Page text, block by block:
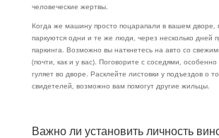
человеческие жертвы.
Когда же машину просто поцарапали в вашем дворе,
паркуются одни и те же люди, через несколько дней
паркинга. Возможно вы наткнетесь на авто со
(почти, каки у вас). Поговорите с соседями, особенно
гуляет во дворе. Расклейте листовки у подъездов о
свидетелей, возможно вам помогут другие жильцы.
Важно ли установить личность